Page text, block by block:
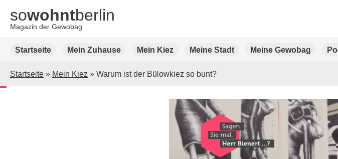
sowohntberlin
Magazin der Gewobag
Startseite Mein Zuhause Mein Kiez Meine Stadt Meine Gewobag
Startseite » Mein Kiez » Warum ist der Bülowkiez so bunt?